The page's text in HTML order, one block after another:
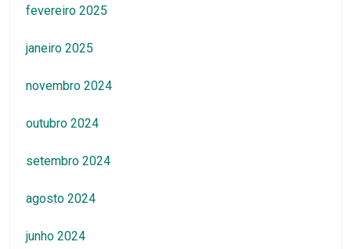
fevereiro 2025
janeiro 2025
novembro 2024
outubro 2024
setembro 2024
agosto 2024
junho 2024